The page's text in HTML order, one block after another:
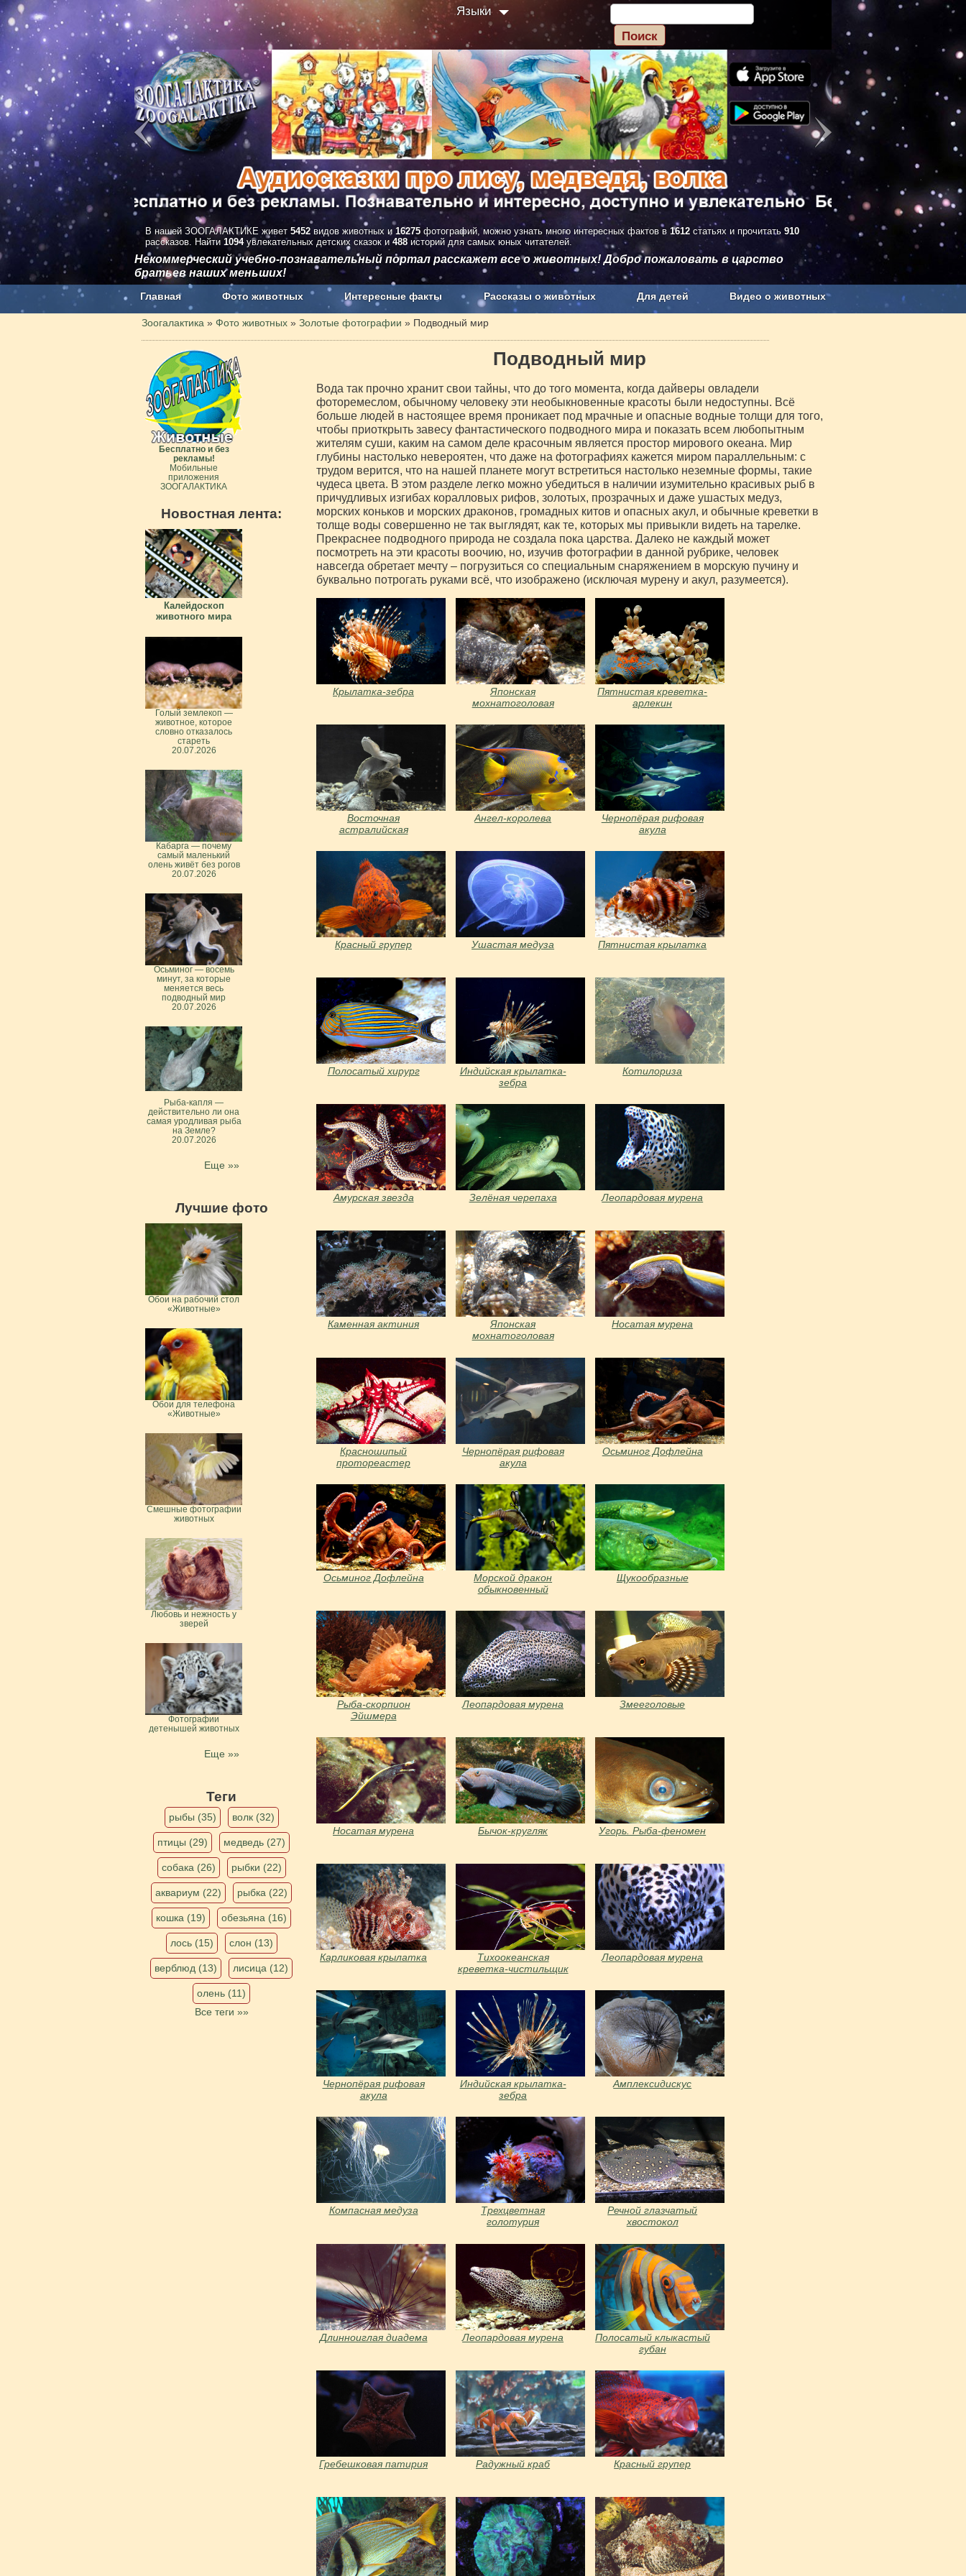
Языки
В нашей ЗООГАЛАКТИКЕ живет 5452 видов животных и 16275 фотографий, можно узнать много интересных фактов в 1612 статьях и прочитать 910
рассказов. Найти 1094увлекательных детских сказок и 488 историй для самых юных читателей.
Некоммерческий учебно-познавательный портал расскажет все о животных! Добро пожаловать в царство
братьев наших меньших!
Главная Фото животных Интересные факты Рассказы о животных Для детей Видео о животных
Наши приложения. Бесплатно и без рекламы
Зоогалактика » Фото животных » Золотые фотографии » Подводный мир
Подводный мир
Вода так прочно хранит свои тайны, что до того момента, когда дайверы овладели
фоторемеслом, обычному человеку эти необыкновенные красоты были недоступны. Всё
больше людей в настоящее время проникает под мрачные и опасные водные толщи для того,
чтобы приоткрыть завесу фантастического подводного мира и показать всем любопытным
жителям суши, каким на самом деле красочным является простор мирового океана. Мир
глубины настолько невероятен, что даже на фотографиях кажется миром параллельным: с
трудом верится, что на нашей планете могут встретиться настолько неземные формы, такие
чудеса цвета. В этом разделе легко можно убедиться в наличии изумительно красивых рыб в
причудливых изгибах коралловых рифов, золотых, прозрачных и даже ушастых медуз,
морских коньков и морских драконов, громадных китов и опасных акул, и обычные креветки в
толще воды совершенно не так выглядят, как те, которых мы привыкли видеть на тарелке.
Прекраснее подводного природа не создала пока царства. Далеко не каждый может
посмотреть на эти красоты воочию, но, изучив фотографии в данной рубрике, человек
навсегда обретает мечту – погрузиться со специальным снаряжением в морскую пучину и
буквально потрогать руками всё, что изображено (исключая мурену и акул, разумеется).
Крылатка-зебра
Японская
мохнатоголовая
Пятнистая креветка-
арлекин
Восточная
астралийская
черепаха
Ангел-королева
Чернопёрая рифовая
акула
Красный групер Ушастая медуза Пятнистая крылатка
Полосатый хирург
Индийская крылатка-
зебра
Котилориза
Амурская звезда Зелёная черепаха Леопардовая мурена
Каменная актиния
Японская
мохнатоголовая
Носатая мурена
Красношипый
протореастер
Чернопёрая рифовая
акула
Осьминог Дофлейна
Осьминог Дофлейна
Морской дракон
обыкновенный
Щукообразные
Рыба-скорпион
Эйшмера
Леопардовая мурена Змееголовые
Носатая мурена Бычок-кругляк Угорь. Рыба-феномен
Карликовая крылатка
Тихоокеанская
креветка-чистильщик
Леопардовая мурена
Чернопёрая рифовая
акула
Индийская крылатка-
зебра
Амплексидискус
Компасная медуза
Трехцветная
голотурия
Речной глазчатый
хвостокол
Длинноиглая диадема Леопардовая мурена
Полосатый клыкастый
губан
Гребешковая патирия Радужный краб Красный групер
Бесплатно и без
рекламы!
Мобильные
приложения
ЗООГАЛАКТИКА
Новостная лента:
Калейдоскоп
животного мира
Голый землекоп —
животное, которое
словно отказалось
стареть
20.07.2026
Кабарга — почему
самый маленький
олень живёт без рогов
20.07.2026
Осьминог — восемь
минут, за которые
меняется весь
подводный мир
20.07.2026
Рыба-капля —
действительно ли она
самая уродливая рыба
на Земле?
20.07.2026
Еще »»
Лучшие фото
Обои на рабочий стол
«Животные»
Обои для телефона
«Животные»
Смешные фотографии
животных
Любовь и нежность у
зверей
Фотографии
детенышей животных
Еще »»
Теги
рыбы (35) волк (32)
птицы (29) медведь (27)
собака (26) рыбки (22)
аквариум (22) рыбка (22)
кошка (19) обезьяна (16)
лось (15) слон (13)
верблюд (13) лисица (12)
олень (11)
Все теги »»